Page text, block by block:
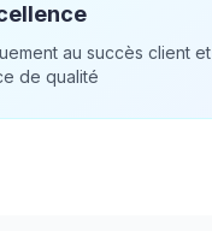
au succès client et
de qualité